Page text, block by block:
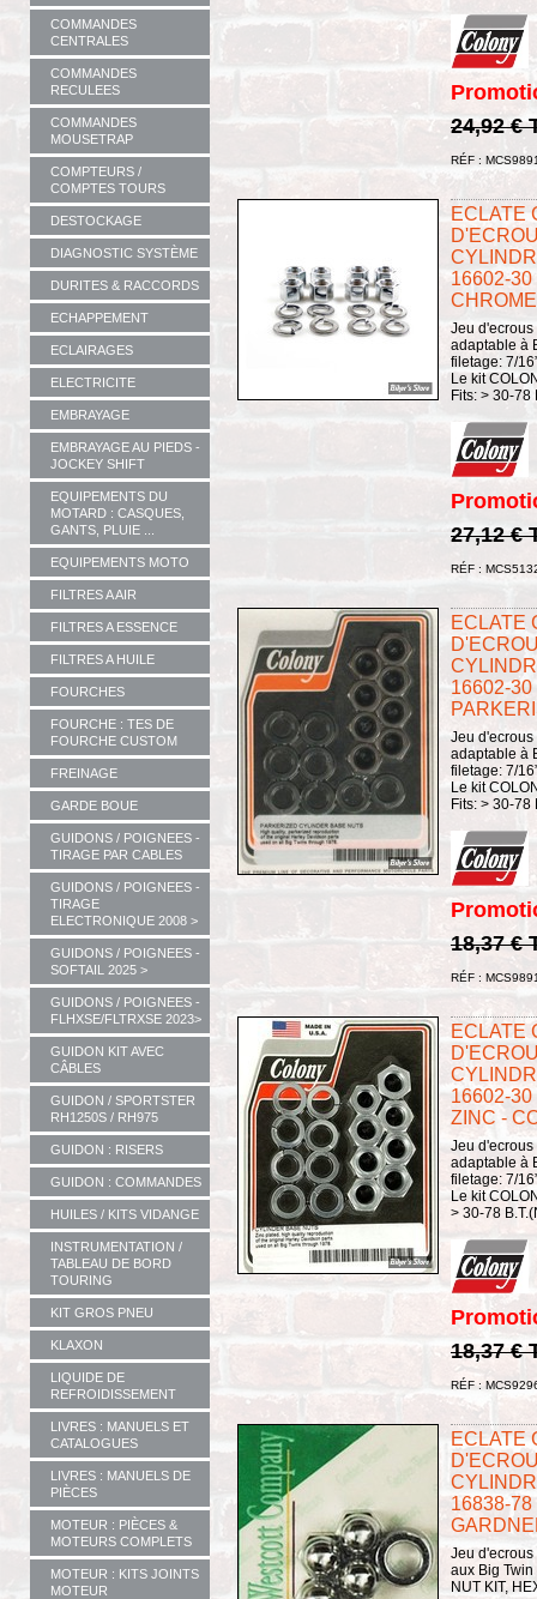
COMMANDES
CENTRALES
COMMANDES
RECULEES
COMMANDES
MOUSETRAP
COMPTEURS /
COMPTES TOURS
DESTOCKAGE
DIAGNOSTIC SYSTÈME
DURITES & RACCORDS
ECHAPPEMENT
ECLAIRAGES
ELECTRICITE
EMBRAYAGE
EMBRAYAGE AU PIEDS -
JOCKEY SHIFT
EQUIPEMENTS DU
MOTARD : CASQUES,
GANTS, PLUIE ...
EQUIPEMENTS MOTO
FILTRES A AIR
FILTRES A ESSENCE
FILTRES A HUILE
FOURCHES
FOURCHE : TES DE
FOURCHE CUSTOM
FREINAGE
GARDE BOUE
GUIDONS / POIGNEES -
TIRAGE PAR CABLES
GUIDONS / POIGNEES -
TIRAGE
ELECTRONIQUE 2008 >
GUIDONS / POIGNEES -
SOFTAIL 2025 >
GUIDONS / POIGNEES -
FLHXSE/FLTRXSE 2023>
GUIDON KIT AVEC
CÂBLES
GUIDON / SPORTSTER
RH1250S / RH975
GUIDON : RISERS
GUIDON : COMMANDES
HUILES / KITS VIDANGE
INSTRUMENTATION /
TABLEAU DE BORD
TOURING
KIT GROS PNEU
KLAXON
LIQUIDE DE
REFROIDISSEMENT
LIVRES : MANUELS ET
CATALOGUES
LIVRES : MANUELS DE
PIÈCES
MOTEUR : PIÈCES &
MOTEURS COMPLETS
MOTEUR : KITS JOINTS
MOTEUR
24,92 €
RÉF :
ECLATE
16602-
Jeu
adaptable à
filetage: 7/
Le kit
Fits: > 30-78
27,12 €
RÉF :
ECLATE
16602-
Jeu
adaptable à
filetage: 7/
Le kit
Fits: > 30-78
18,37 €
RÉF :
ECLATE
16602-
ZINC -
Jeu
adaptable à
filetage: 7/
Le kit
> 30-78
18,37 €
RÉF :
ECLATE
16838-78
Jeu
aux Big
NUT KIT,